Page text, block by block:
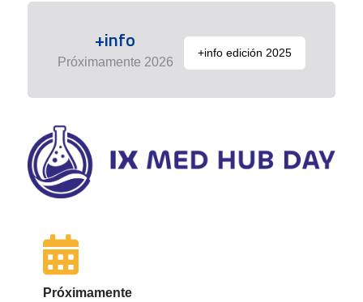
+info
Próximamente 2026
+info edición 2025
Próximamente